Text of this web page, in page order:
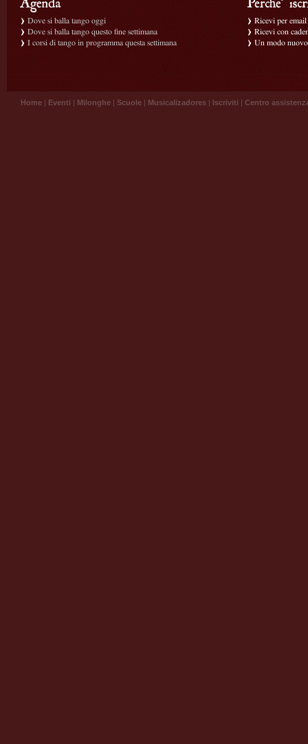
Dove si balla tango oggi
Dove si balla tango questo fine settimana
I corsi di tango in programma questa settimana
Ricevi per
Ricevi con
Un modo
Home | Eventi | Milonghe | Scuole | Musicalizadores | Iscriviti | Centro